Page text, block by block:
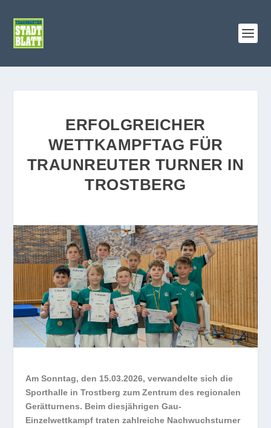
ERFOLGREICHER
WETTKAMPFTAG FÜR
TRAUNREUTER TURNER IN
TROSTBERG
Am Sonntag, den 15.03.2026, verwandelte sich die
Sporthalle in Trostberg zum Zentrum des regionalen
Gerätturnens. Beim diesjährigen Gau-
Einzelwettkampf traten zahlreiche Nachwuchsturner